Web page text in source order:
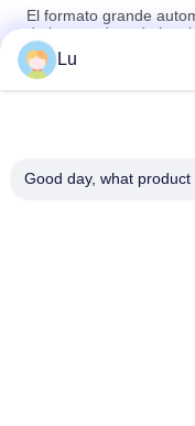
El formato grande
de la cortadora de la
Funcionamiento fácil
la cortadora del laser
Equipo no tejido del
Lu
Good day, what